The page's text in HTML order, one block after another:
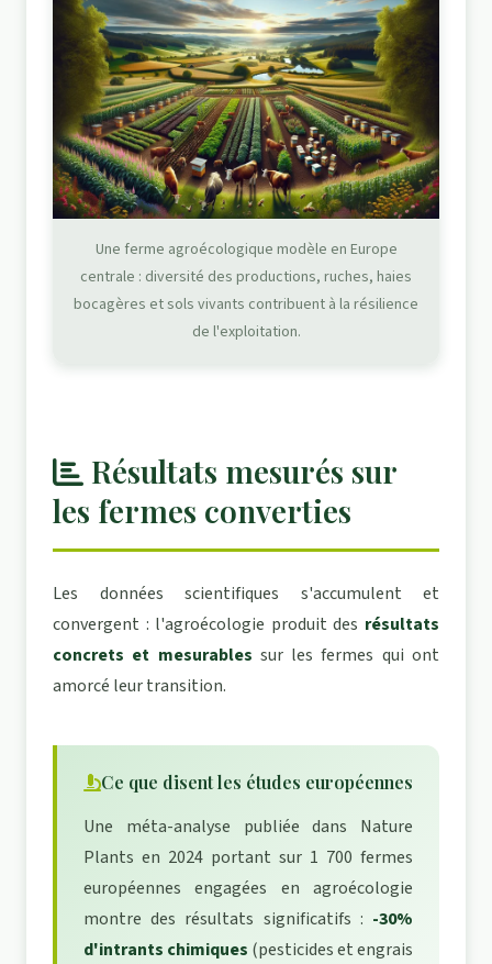
Une ferme agroécologique modèle en Europe
centrale : diversité des productions, ruches, haies
bocagères et sols vivants contribuent à la résilience
de l'exploitation.
Résultats mesurés sur
les fermes converties
Les données scientifiques s'accumulent et
convergent : l'agroécologie produit des résultats
concrets et mesurables sur les fermes qui ont
amorcé leur transition.
Ce que disent les études européennes
Une méta-analyse publiée dans Nature
Plants en 2024 portant sur 1 700 fermes
européennes engagées en agroécologie
montre des résultats significatifs : -30%
d'intrants chimiques (pesticides et engrais